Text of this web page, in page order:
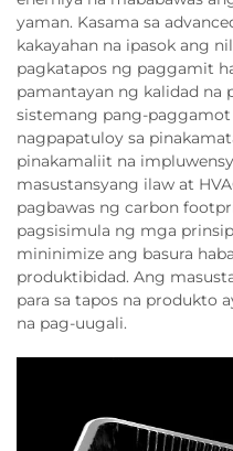
yaman. Kasama sa
kakayahan na ipasok ang
pagkatapos ng paggamit
pamantayan ng kalidad na
sistemang pang-
nagpapatuloy sa
pinakamaliit na
masustansyang ilaw at
pagbawas ng carbon
pagsisimula ng mga
mininimize ang basura
produktibidad. Ang
para sa tapos na produkto
na pag-uugali.